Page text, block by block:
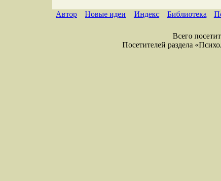
Автор Новые идеи Индекс Библиотека
Всего
Посетителей раздела